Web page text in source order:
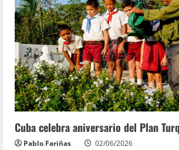
Cuba celebra aniversario del Plan
Pablo Fariñas 02/06/2026